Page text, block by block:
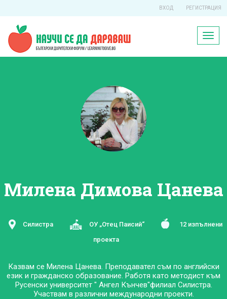
ВХОД РЕГИСТРАЦИЯ
Милена Димова Цанева
Силистра ОУ „Отец Паисий“
12 изпълнени
проекта
Казвам се Милена Цанева. Преподавател съм по английски
език и гражданско образование. Работя като методист към
Русенски университет " Ангел Кънчев"филиал Силистра.
Участвам в различни международни проекти.